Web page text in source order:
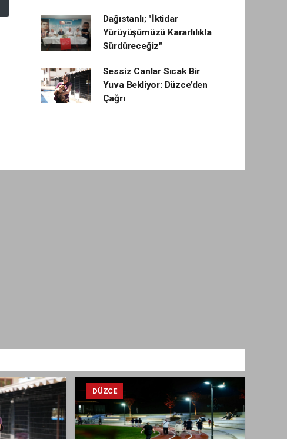
Dağıstanlı; "İktidar
Yürüyüşümüzü Kararlılıkla
Sürdüreceğiz"
Sessiz Canlar Sıcak Bir
Yuva Bekliyor: Düzce’den
Çağrı
DÜZCE